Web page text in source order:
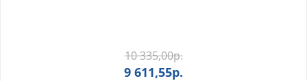
10 335,00р.
9 611,55р.